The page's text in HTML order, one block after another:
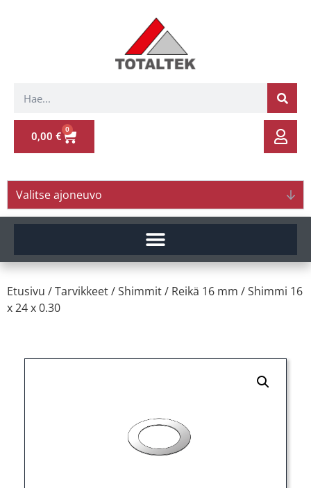
0,00 €
0
Valitse ajoneuvo
Etusivu /Tarvikkeet/Shimmit/ Reikä 16 mm / Shimmi 16
x 24 x 0.30